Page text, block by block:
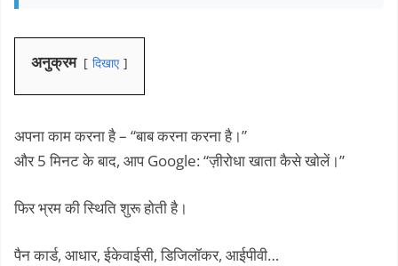
अनुक्रम दिखाए
अपना काम करना है – “बाब करना करना है।”
और 5 मिनट के बाद, आप Google: “ज़ीरोधा खाता कैसे खोलें।”
फिर भ्रम की स्थिति शुरू होती है।
पैन कार्ड, आधार, ईकेवाईसी, डिजिलॉकर, आईपीवी…